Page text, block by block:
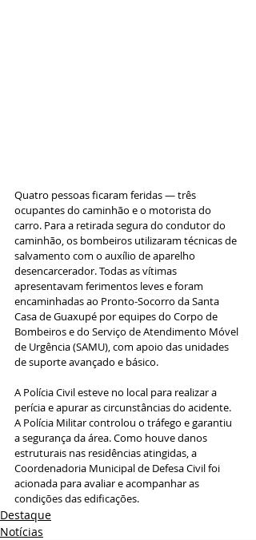
Quatro pessoas ficaram feridas — três
ocupantes do caminhão e o motorista do
carro. Para a retirada segura do condutor do
caminhão, os bombeiros utilizaram técnicas de
salvamento com o auxílio de aparelho
desencarcerador. Todas as vítimas
apresentavam ferimentos leves e foram
encaminhadas ao Pronto-Socorro da Santa
Casa de Guaxupé por equipes do Corpo de
Bombeiros e do Serviço de Atendimento Móvel
de Urgência (SAMU), com apoio das unidades
de suporte avançado e básico.
A Polícia Civil esteve no local para realizar a
perícia e apurar as circunstâncias do acidente.
A Polícia Militar controlou o tráfego e garantiu
a segurança da área. Como houve danos
estruturais nas residências atingidas, a
Coordenadoria Municipal de Defesa Civil foi
acionada para avaliar e acompanhar as
condições das edificações.
Destaque
Notícias